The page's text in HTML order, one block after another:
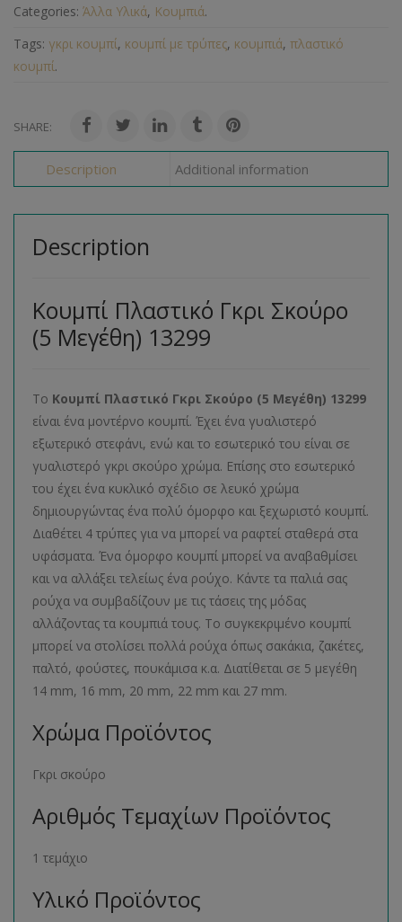
Categories: Άλλα Υλικά, Κουμπιά.
Tags: γκρι κουμπί, κουμπί με τρύπες, κουμπιά, πλαστικό
κουμπί.
SHARE:
Description Additional information
Description
Κουμπί Πλαστικό Γκρι Σκούρο
(5 Μεγέθη) 13299
Το Κουμπί Πλαστικό Γκρι Σκούρο (5 Μεγέθη) 13299
είναι ένα μοντέρνο κουμπί. Έχει ένα γυαλιστερό
εξωτερικό στεφάνι, ενώ και το εσωτερικό του είναι σε
γυαλιστερό γκρι σκούρο χρώμα. Επίσης στο εσωτερικό
του έχει ένα κυκλικό σχέδιο σε λευκό χρώμα
δημιουργώντας ένα πολύ όμορφο και ξεχωριστό κουμπί.
Διαθέτει 4 τρύπες για να μπορεί να ραφτεί σταθερά στα
υφάσματα. Ένα όμορφο κουμπί μπορεί να αναβαθμίσει
και να αλλάξει τελείως ένα ρούχο. Κάντε τα παλιά σας
ρούχα να συμβαδίζουν με τις τάσεις της μόδας
αλλάζοντας τα κουμπιά τους. Το συγκεκριμένο κουμπί
μπορεί να στολίσει πολλά ρούχα όπως σακάκια, ζακέτες,
παλτό, φούστες, πουκάμισα κ.α. Διατίθεται σε 5 μεγέθη
14 mm, 16 mm, 20 mm, 22 mm και 27 mm.
Χρώμα Προϊόντος
Γκρι σκούρο
Αριθμός Τεμαχίων Προϊόντος
1 τεμάχιο
Υλικό Προϊόντος